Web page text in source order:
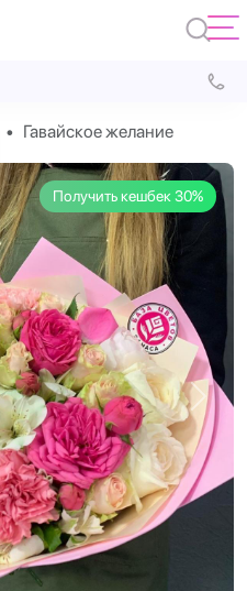
Гавайское желание
Получить кешбек 30%